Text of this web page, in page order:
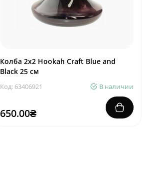
Колба 2х2 Hookah Craft Blue and
Black 25 см
Код: 63406921 В наличии
650.00₴